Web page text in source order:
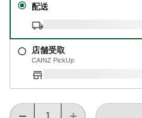
配送
店舗受取
CAINZ PickUp